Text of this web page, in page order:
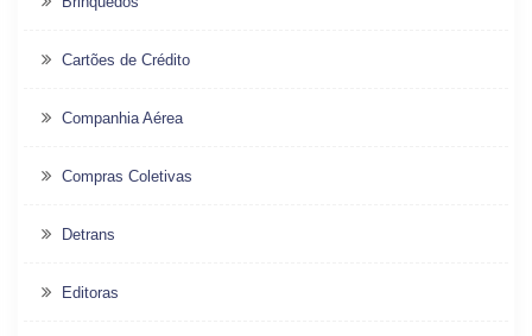
Cartões de Crédito
Companhia Aérea
Compras Coletivas
Detrans
Editoras